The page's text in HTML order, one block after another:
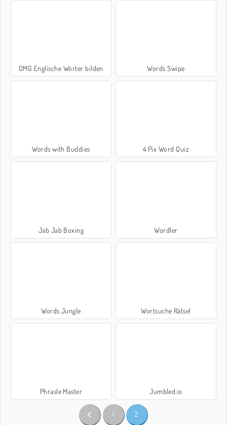
OMG Englische Wörter bilden Words Swipe
Words with Buddies 4 Pix Word Quiz
Jab Jab Boxing Wordler
Words Jungle Wortsuche Rätsel
Phrasle Master Jumbled.io
1 2